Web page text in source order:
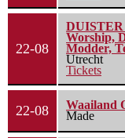
22-08
DUISTER
Worship,
Modder,
Utrecht
Tickets
22-08
Waailand
Made